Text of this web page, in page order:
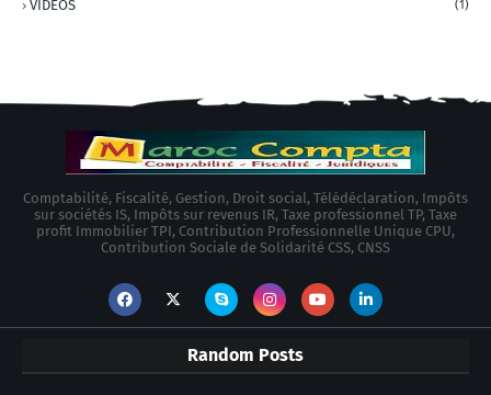
VIDEOS (1)
Comptabilité, Fiscalité, Gestion, Droit social, Télédéclaration, Impôts
sur sociétés IS, Impôts sur revenus IR, Taxe professionnel TP, Taxe
profit Immobilier TPI, Contribution Professionnelle Unique CPU,
Contribution Sociale de Solidarité CSS, CNSS
Random Posts